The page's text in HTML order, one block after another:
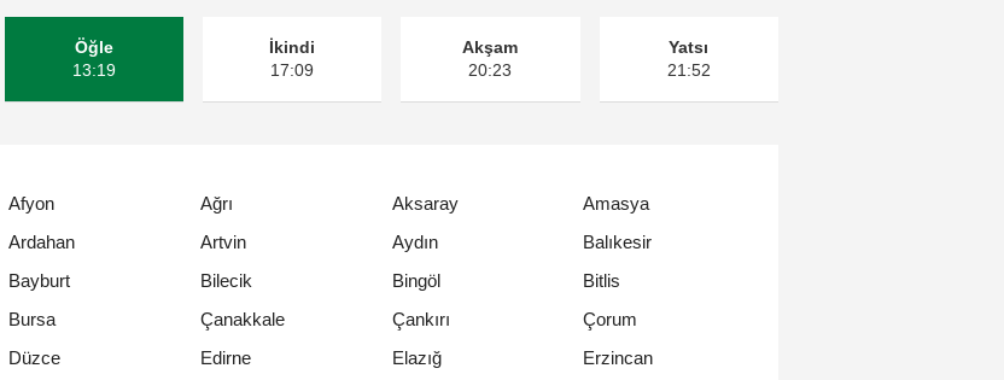
Öğle
13:19
İkindi
17:09
Akşam
20:23
Yatsı
21:52
Afyon Ağrı Aksaray
Amasya
Ardahan Artvin Aydın
Balıkesir
Bayburt Bilecik Bingöl
Bitlis
Bursa Çanakkale Çankırı
Çorum
Düzce Edirne Elazığ
Erzincan